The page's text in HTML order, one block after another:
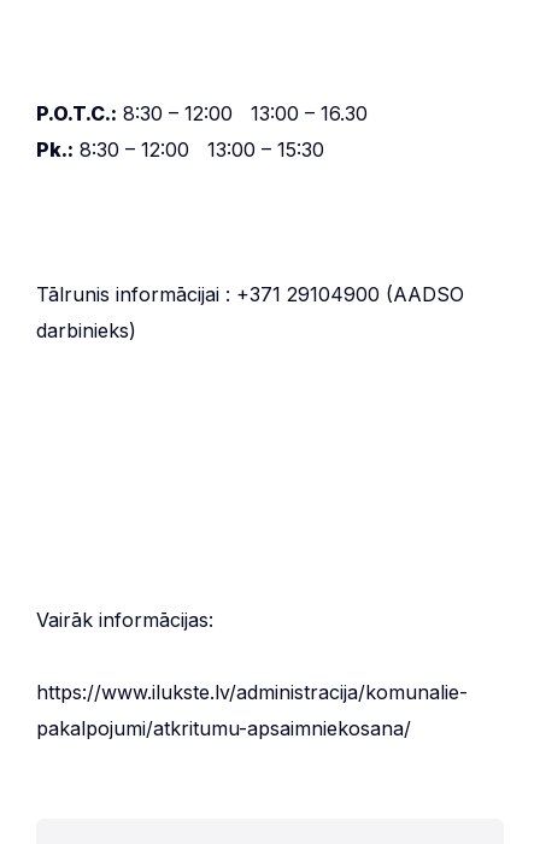
P.O.T.C.: 8:30 – 12:00 13:00 – 16.30
Pk.: 8:30 – 12:00 13:00 – 15:30
Tālrunis informācijai : +371 29104900 (AADSO
darbinieks)
Vairāk informācijas:
https://www.ilukste.lv/administracija/komunalie-
pakalpojumi/atkritumu-apsaimniekosana/